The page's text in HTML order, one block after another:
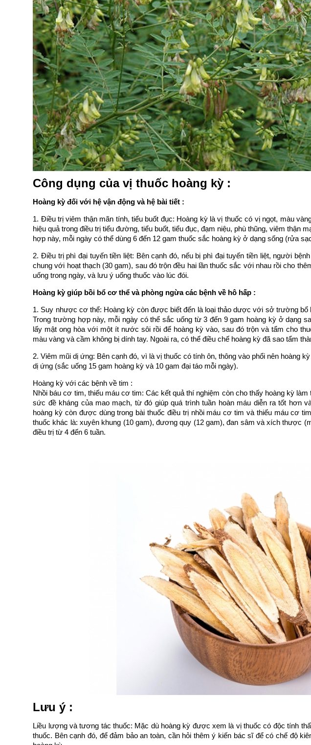
Công dụng của vị thuốc hoàng kỳ :
Hoàng kỳ đối với hệ vận động và hệ bài tiết :
1. Điều trị viêm thận mãn tính, tiểu buốt đục: Hoàng kỳ là vị thuốc có vị ngọt, màu
hiệu quả trong điều trị tiểu đường, tiểu buốt, tiểu đục, đạm niệu, phù thũng, viêm thận
hợp này, mỗi ngày có thể dùng 6 đến 12 gam thuốc sắc hoàng kỳ ở dạng sống (rửa
2. Điều trị phì đại tuyến tiền liệt: Bên cạnh đó, nếu bị phì đại tuyến tiền liệt, người
chung với hoạt thạch (30 gam), sau đó trộn đều hai lần thuốc sắc với nhau rồi cho
uống trong ngày, và lưu ý uống thuốc vào lúc đói.
Hoàng kỳ giúp bồi bổ cơ thể và phòng ngừa các bệnh về hô hấp :
1. Suy nhược cơ thể: Hoàng kỳ còn được biết đến là loại thảo dược với sở trường
Trong trường hợp này, mỗi ngày có thể sắc uống từ 3 đến 9 gam hoàng kỳ ở dạng
lấy mật ong hòa với một ít nước sôi rồi để hoàng kỳ vào, sau đó trộn và tẩm cho
màu vàng và cầm không bị dính tay. Ngoài ra, có thể điều chế hoàng kỳ đã sao tẩm
2. Viêm mũi dị ứng: Bên cạnh đó, vì là vị thuốc có tính ôn, thông vào phổi nên hoàng
dị ứng (sắc uống 15 gam hoàng kỳ và 10 gam đại táo mỗi ngày).
Hoàng kỳ với các bệnh về tim :
Nhồi báu cơ tim, thiếu máu cơ tim: Các kết quả thí nghiệm còn cho thấy hoàng kỳ
sức đề kháng của mao mạch, từ đó giúp quá trình tuần hoàn máu diễn ra tốt hơn
hoàng kỳ còn được dùng trong bài thuốc điều trị nhồi máu cơ tim và thiếu máu cơ
thuốc khác là: xuyên khung (10 gam), đương quy (12 gam), đan sâm và xích thược
điều trị từ 4 đến 6 tuần.
Lưu ý :
Liều lượng và tương tác thuốc: Mặc dù hoàng kỳ được xem là vị thuốc có độc tính
thuốc. Bên cạnh đó, để đảm bảo an toàn, cần hỏi thêm ý kiến bác sĩ để có chế độ